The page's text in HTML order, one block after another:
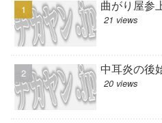
曲がり屋参
21 views
中耳炎の後
20 views